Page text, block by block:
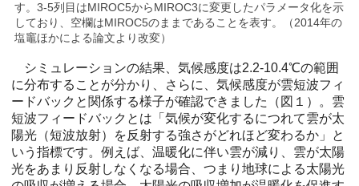
す。3-5列目はMIROC5からMIROC3に変更したパラメータ化を示
しており、空欄はMIROC5のままであることを表す。（2014年の
塩竈ほかによる論文より改変）
シミュレーションの結果、気候感度は2.2-10.4℃の範囲
に分布することが分かり、さらに、気候感度が雲短波フィ
ードバックと関係する様子が確認できました（図１）。雲
短波フィードバックとは「気候が変化するにつれて雲が太
陽光（短波放射）を反射する強さがどれほど変わるか」と
いう指標です。例えば、温暖化に伴い雲が減り、雲が太陽
光をあまり反射しなくなる場合、つまり地球による太陽光